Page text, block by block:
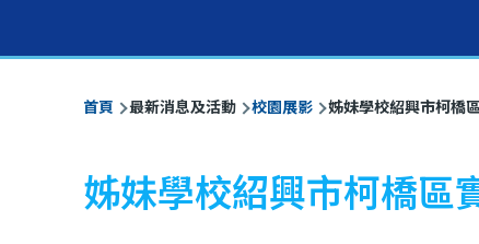
導
航
連
結
首頁 最新消息及活動 校園展影 姊妹學校紹興市柯橋
姊妹學校紹興市柯橋區